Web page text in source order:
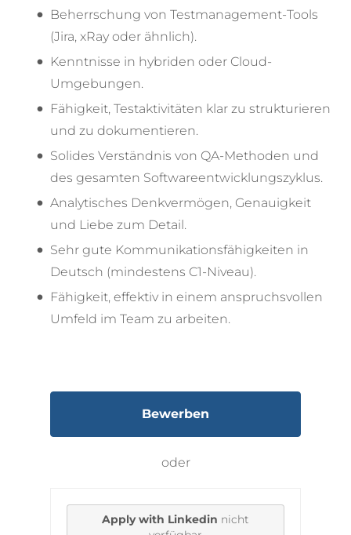
Beherrschung von Testmanagement-Tools
(Jira, xRay oder ähnlich).
Kenntnisse in hybriden oder Cloud-
Umgebungen.
Fähigkeit, Testaktivitäten klar zu strukturieren
und zu dokumentieren.
Solides Verständnis von QA-Methoden und
des gesamten Softwareentwicklungszyklus.
Analytisches Denkvermögen, Genauigkeit
und Liebe zum Detail.
Sehr gute Kommunikationsfähigkeiten in
Deutsch (mindestens C1-Niveau).
Fähigkeit, effektiv in einem anspruchsvollen
Umfeld im Team zu arbeiten.
Bewerben
oder
Apply with Linkedin nicht